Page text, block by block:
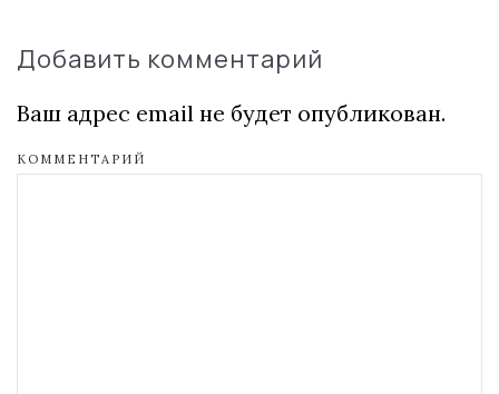
Добавить комментарий
Ваш адрес email не будет опубликован.
КОММЕНТАРИЙ